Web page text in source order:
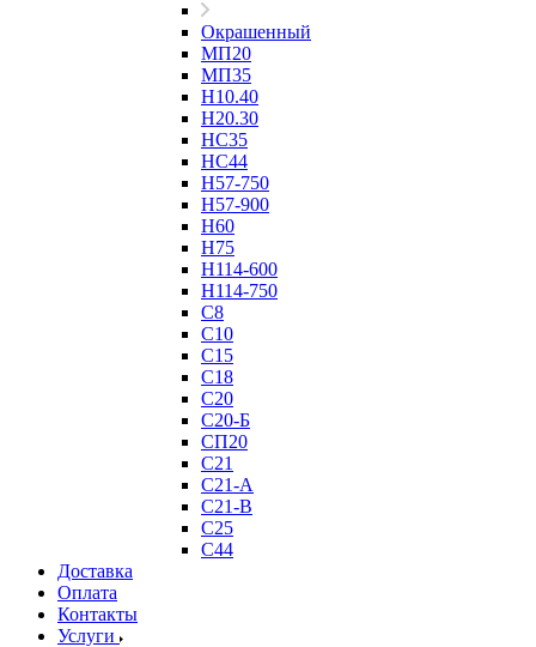
Окрашенный
МП20
МП35
Н10.40
Н20.30
НС35
НС44
Н57-750
Н57-900
Н60
Н75
Н114-600
Н114-750
С8
С10
С15
С18
С20
С20-Б
СП20
С21
С21-А
С21-В
С25
С44
Доставка
Оплата
Контакты
Услуги